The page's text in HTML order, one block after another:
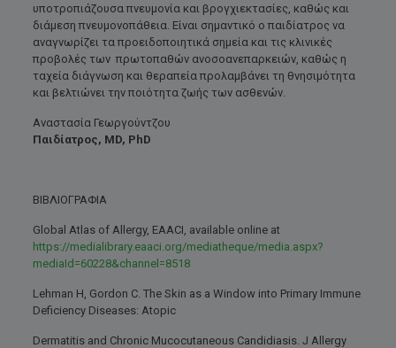
υποτροπιάζουσα πνευμονία και βρογχιεκτασίες, καθώς και
διάμεση πνευμονοπάθεια. Είναι σημαντικό ο παιδίατρος να
αναγνωρίζει τα προειδοποιητικά σημεία και τις κλινικές
προβολές των πρωτοπαθών ανοσοανεπαρκειών, καθώς η
ταχεία διάγνωση και θεραπεία προλαμβάνει τη θνησιμότητα
και βελτιώνει την ποιότητα ζωής των ασθενών.
Αναστασία Γεωργούντζου
Παιδίατρος, MD, PhD
ΒΙΒΛΙΟΓΡΑΦΙΑ
Global Atlas of Allergy, ΕΑΑCI, available online at
https://medialibrary.eaaci.org/mediatheque/media.aspx?
mediaId=60228&channel=8518
Lehman H, Gordon C. The Skin as a Window into Primary Immune
Deficiency Diseases: Atopic
Dermatitis and Chronic Mucocutaneous Candidiasis. J Allergy